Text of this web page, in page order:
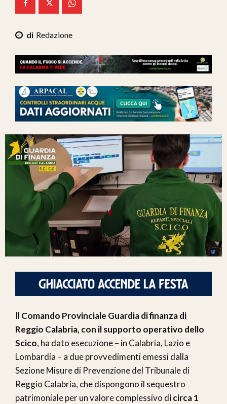
Mix Zone
Redazione
Il Comando Provinciale Guardia di finanza di
Reggio Calabria, con il supporto operativo dello
Scico, ha dato esecuzione – in Calabria, Lazio e
Lombardia – a due provvedimenti emessi dalla
Sezione Misure di Prevenzione del Tribunale di
Reggio Calabria, che dispongono il sequestro
patrimoniale per un valore complessivo di circa 1